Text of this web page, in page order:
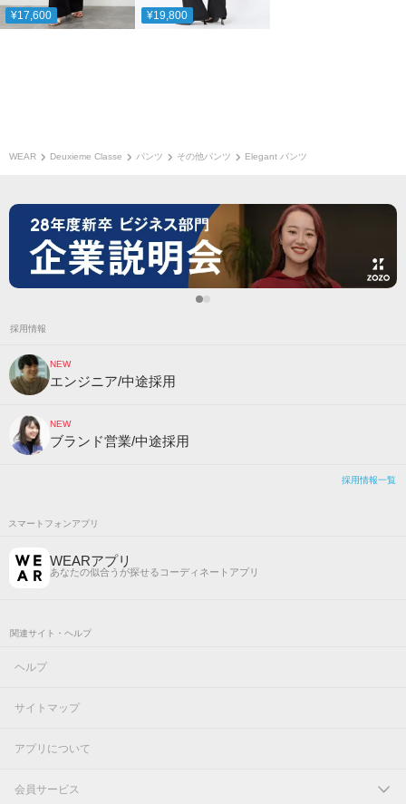
¥17,600 ¥19,800
WEAR Deuxieme Classe パンツ その他パンツ Elegant パンツ
採用情報
NEW
エンジニア/中途採用
NEW
ブランド営業/中途採用
採用情報一覧
スマートフォンアプリ
WEARアプリ
あなたの似合うが探せるコーディネートアプリ
関連サイト・ヘルプ
ヘルプ
サイトマップ
アプリについて
会員サービス